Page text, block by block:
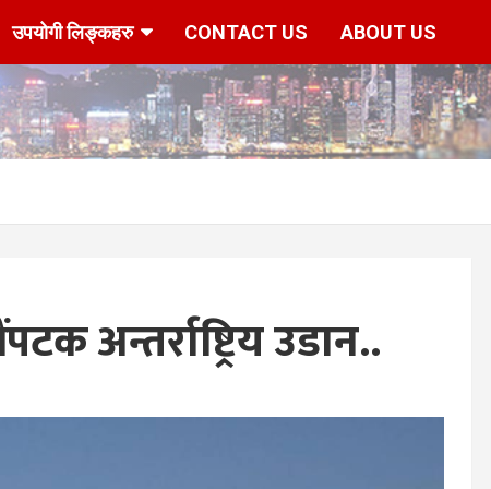
उपयोगी लिङ्कहरु CONTACT US ABOUT US
अन्तर्राष्ट्रिय उडान..